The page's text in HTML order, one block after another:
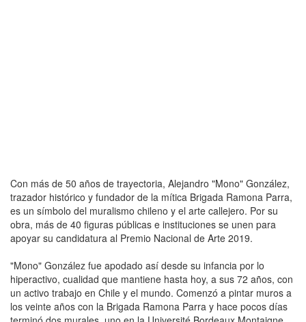
Con más de 50 años de trayectoria, Alejandro "Mono" González,
trazador histórico y fundador de la mítica Brigada Ramona Parra,
es un símbolo del muralismo chileno y el arte callejero. Por su
obra, más de 40 figuras públicas e instituciones se unen para
apoyar su candidatura al Premio Nacional de Arte 2019.
"Mono" González fue apodado así desde su infancia por lo
hiperactivo, cualidad que mantiene hasta hoy, a sus 72 años, con
un activo trabajo en Chile y el mundo. Comenzó a pintar muros a
los veinte años con la Brigada Ramona Parra y hace pocos días